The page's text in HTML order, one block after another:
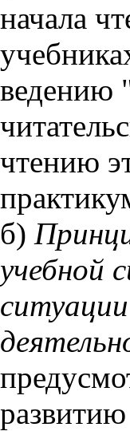
начала
ведению
чтению
б)
учебной